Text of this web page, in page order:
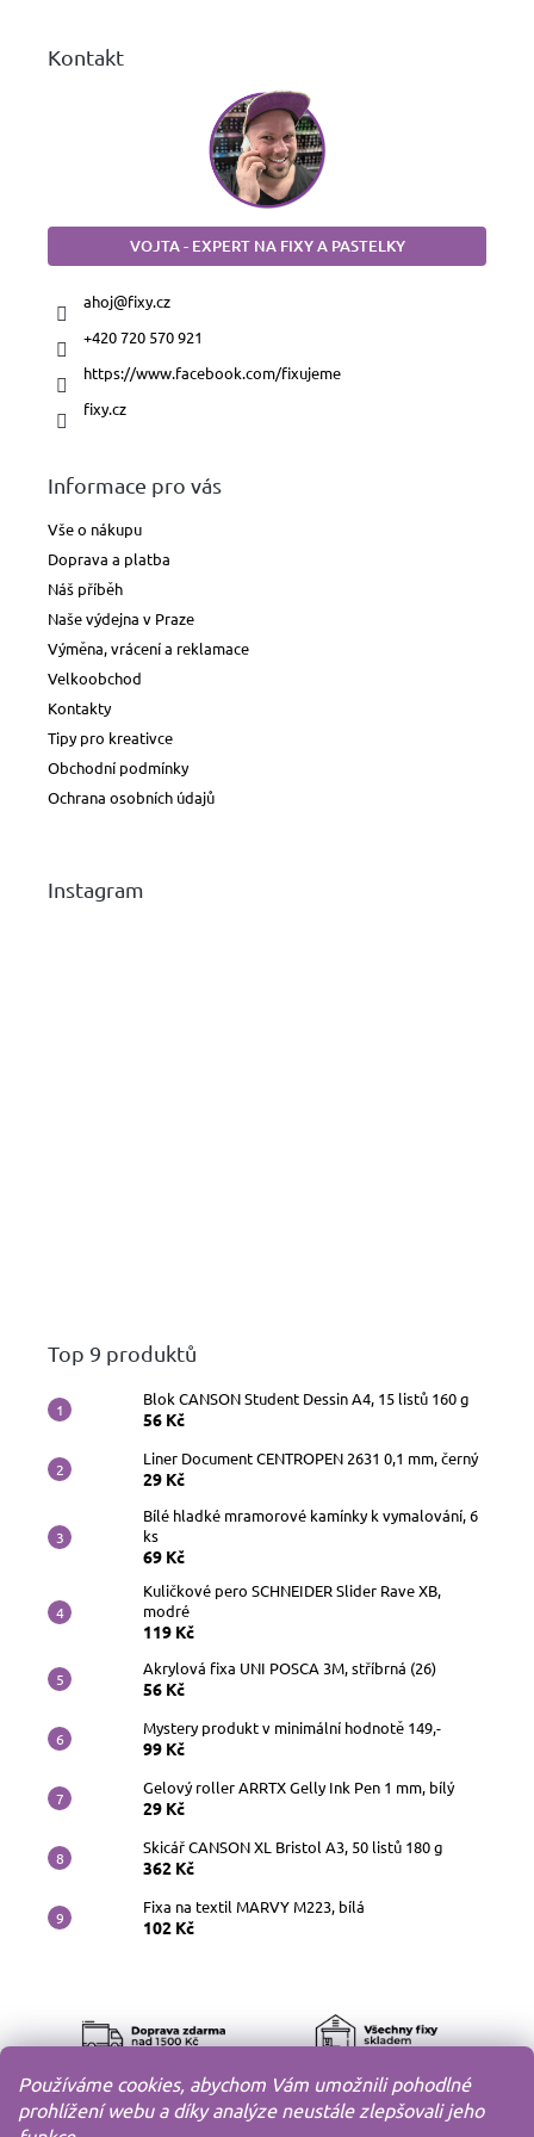
Používáme cookies, abychom Vám umožnili pohodlné
prohlížení webu a díky analýze neustále zlepšovali jeho
Kontakt
VOJTA - EXPERT NA FIXY A PASTELKY
ahoj@fixy.cz
+420 720 570 921
https://www.facebook.com/fixujeme
fixy.cz
Informace pro vás
Vše o nákupu
Doprava a platba
Náš příběh
Naše výdejna v Praze
Výměna, vrácení a reklamace
Velkoobchod
Kontakty
Tipy pro kreativce
Obchodní podmínky
Ochrana osobních údajů
Instagram
Top 9 produktů
Blok CANSON Student Dessin A4, 15 listů 160 g
56 Kč
Liner Document CENTROPEN 2631 0,1 mm, černý
29 Kč
Bílé hladké mramorové kamínky k vymalování, 6
ks
69 Kč
Kuličkové pero SCHNEIDER Slider Rave XB,
modré
119 Kč
Akrylová fixa UNI POSCA 3M, stříbrná (26)
56 Kč
Mystery produkt v minimální hodnotě 149,-
99 Kč
Gelový roller ARRTX Gelly Ink Pen 1 mm, bílý
29 Kč
Skicář CANSON XL Bristol A3, 50 listů 180 g
362 Kč
Fixa na textil MARVY M223, bílá
102 Kč